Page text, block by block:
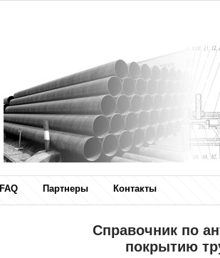
FAQ Партнеры Контакты
Справочник по
покрытию